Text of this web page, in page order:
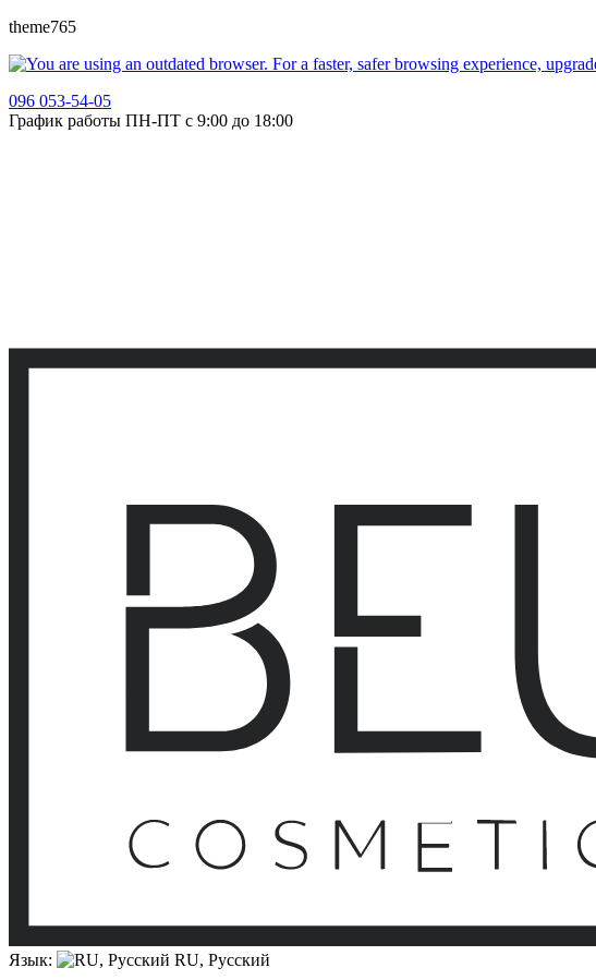
theme765
096 053-54-05
График работы ПН-ПТ с 9:00 до 18:00
Язык: RU, Русский